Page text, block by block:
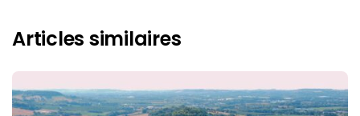
Articles similaires